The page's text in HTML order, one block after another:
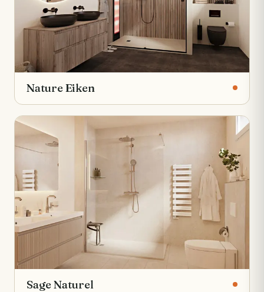
Nature Eiken
Sage Naturel